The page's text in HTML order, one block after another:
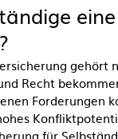
gehört
Recht
Forderungen